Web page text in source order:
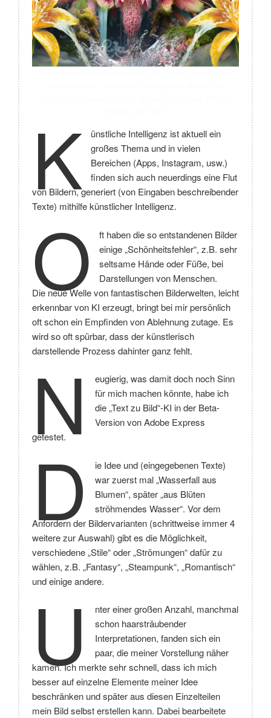
K
ünstliche Intelligenz ist aktuell ein
großes Thema und in vielen
Bereichen (Apps, Instagram, usw.)
finden sich auch neuerdings eine Flut
von Bildern, generiert (von Eingaben beschreibender
Texte) mithilfe künstlicher Intelligenz.
O
ft haben die so entstandenen Bilder
einige „Schönheitsfehler“, z.B. sehr
seltsame Hände oder Füße, bei
Darstellungen von Menschen.
Die neue Welle von fantastischen Bilderwelten, leicht
erkennbar von KI erzeugt, bringt bei mir persönlich
oft schon ein Empfinden von Ablehnung zutage. Es
wird so oft spürbar, dass der künstlerisch
darstellende Prozess dahinter ganz fehlt.
N
eugierig, was damit doch noch Sinn
für mich machen könnte, habe ich
die „Text zu Bild“-KI in der Beta-
Version von Adobe Express
getestet.
D
ie Idee und (eingegebenen Texte)
war zuerst mal „Wasserfall aus
Blumen“, später „aus Blüten
ströhmendes Wasser“. Vor dem
Anfordern der Bildervarianten (schrittweise immer 4
weitere zur Auswahl) gibt es die Möglichkeit,
verschiedene „Stile“ oder „Strömungen“ dafür zu
wählen, z.B. „Fantasy“, „Steampunk“, „Romantisch“
und einige andere.
U
nter einer großen Anzahl, manchmal
schon haarsträubender
Interpretationen, fanden sich ein
paar, die meiner Vorstellung näher
kamen. Ich merkte sehr schnell, dass ich mich
besser auf einzelne Elemente meiner Idee
beschränken und später aus diesen Einzelteilen
mein Bild selbst erstellen kann. Dabei bearbeitete